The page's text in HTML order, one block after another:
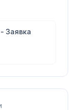
Заявка